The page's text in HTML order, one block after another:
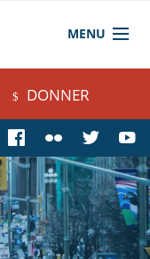
MENU
DONNER